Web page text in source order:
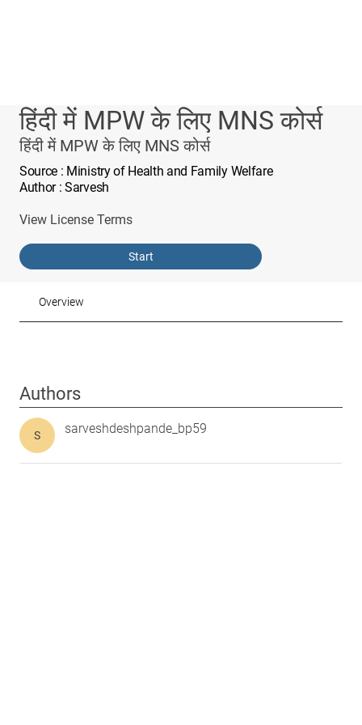
हिंदी में MPW के लिए MNS कोर्स
हिंदी में MPW के लिए MNS कोर्स
Source : Ministry of Health and Family Welfare
Author: Sarvesh
View License Terms
Start
Overview
Authors
S sarveshdeshpande_bp59